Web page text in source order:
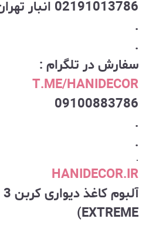
02191013786 انبار تهران
.
.
سفارش در تلگرام :
T.ME/HANIDECOR
09100883786
.
.
.
HANIDECOR.IR
EXTREME)